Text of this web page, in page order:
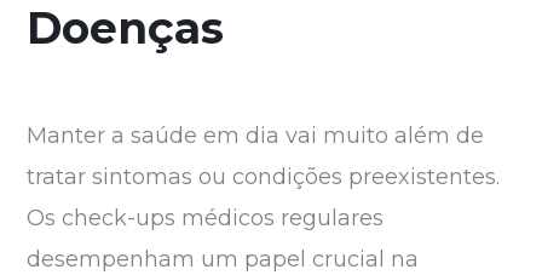
Doenças
Manter a saúde em dia vai muito além de
tratar sintomas ou condições preexistentes.
Os check-ups médicos regulares
desempenham um papel crucial na